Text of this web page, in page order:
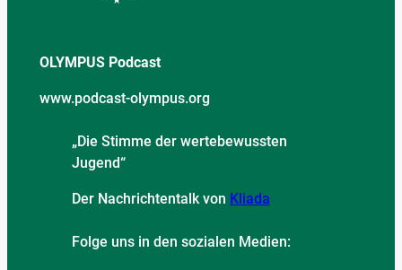
OLYMPUS Podcast
www.podcast-olympus.org
„Die Stimme der wertebewussten
Jugend“
Der Nachrichtentalk von Kliada
Folge uns in den sozialen Medien: